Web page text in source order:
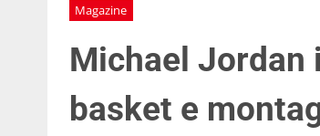
Magazine
Michael Jordan
basket e